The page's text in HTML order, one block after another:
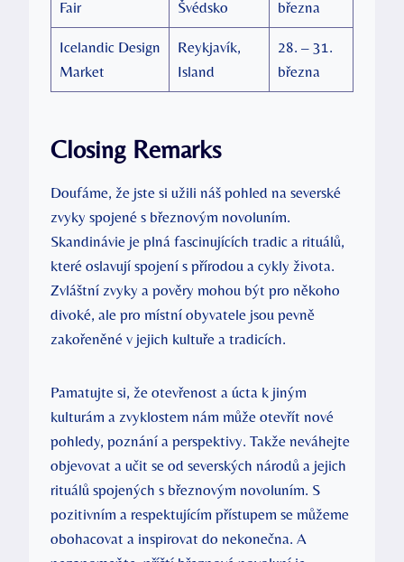
Fair
Švédsko
března
Icelandic Design
Market
Reykjavík,
Island
28. – 31.
března
Closing Remarks
Doufáme, že jste si užili náš pohled na severské
zvyky spojené s březnovým novoluním.
Skandinávie je plná fascinujících tradic a rituálů,
které oslavují spojení s přírodou a cykly života.
Zvláštní zvyky a pověry mohou být pro někoho
divoké, ale pro místní obyvatele jsou pevně
zakořeněné v jejich kultuře a tradicích.
Pamatujte si, že otevřenost a úcta k jiným
kulturám a zvyklostem nám může otevřít nové
pohledy, poznání a perspektivy. Takže neváhejte
objevovat a učit se od severských národů a jejich
rituálů spojených s březnovým novoluním. S
pozitivním a respektujícím přístupem se můžeme
obohacovat a inspirovat do nekonečna. A